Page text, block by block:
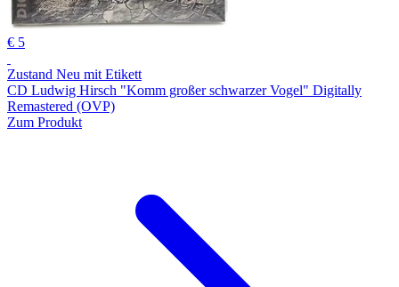
€ 5
Zustand Neu mit Etikett
CD Ludwig Hirsch "Komm großer schwarzer Vogel" Digitally
Remastered (OVP)
Zum Produkt